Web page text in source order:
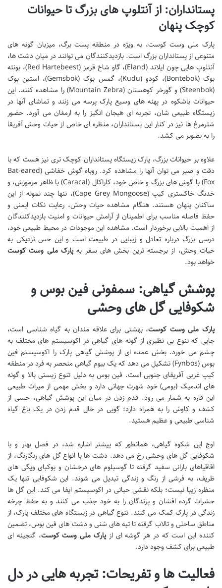
پستانداران: از آنتلوپ های بزرگ تا حیوانات
کوچک پنهان
پارک ملی وست کوست، به ویژه در منطقه پست برگ، میزبان گونه های
متنوعی از پستانداران بزرگ است. بازدیدکنندگان می توانند در میان دشت ها،
آنتلوپ هایی چون ایلاند (Eland)، گاو شاخ قرمز (Red Hartebeest)، بونته
بوک (Bontebok)، کودو (Kudu)، گمس بوک (Gemsbok)، استین بوک
(Steenbok) و گورخر کوهستان (Mountain Zebra) را مشاهده کنند. این
حیوانات باشکوه در پهنه های وسیع پارک پرسه می زنند و تماشای آنها در
زیستگاه طبیعی شان، تجربه ای هیجان انگیز را به ارمغان می آورد. حضور
شترمرغ ها نیز در کنار این پستانداران، منظره ای خاص از حیات وحش آفریقا
را به تصویر می کشد.
علاوه بر حیوانات بزرگ، پارک زیستگاه پستانداران کوچک تری نیز هست که با
دقت و صبر می توان آنها را مشاهده کرد. روباه گوش خفاشی (Bat-eared
Fox) با گوش های بزرگ و خاص خود، کاراکال (Caracal) با ظاهر مرموزش، و
خدنگ خاکستری کیپ (Cape Grey Mongoose)، تنها چند نمونه از این
ساکنان پنهان هستند. هنگام مشاهده حیات وحش، رعایت نکات ایمنی و
حفظ فاصله مناسب برای اطمینان از آرامش حیوانات و امنیت بازدیدکنندگان
از اهمیت بالایی برخوردار است. مشاهده این موجودات در محیط طبیعی خود،
درسی بزرگ درباره تعادل و زیبایی در طبیعت است و این حس نزدیکی به
حیات وحش، از برجسته ترین بخش های سفر به پارک ملی وست کوست
خواهد بود.
پوشش گیاهی: سمفونی فین بوس و
شکوفایی گل های وحشی
پارک ملی وست کوست، بهشتی برای علاقه مندان به گیاه شناسی است،
جایی که تنوع بی نظیری از گونه های گیاهی در اکوسیستم های مختلف به
چشم می خورد. بخش عمده ای از پوشش گیاهی پارک را اکوسیستم فین
بوس (Fynbos) تشکیل می دهد که یک بیوم گیاهی منحصر به فرد در منطقه
کیپ غربی آفریقای جنوبی است. فین بوس به دلیل تنوع زیستی بالا و گونه
های اندمیک (بومی) خود شهرت جهانی دارد و بخش مهمی از میراث طبیعی
این قاره به شمار می رود. قدم زدن در میان این پوشش گیاهی، حسی از
کشف و کاوش را به همراه دارد؛ گویی در حال قدم زدن در یک باغ گیاه
شناسی طبیعی و عظیم هستید.
اوج این شکوه گیاهی، همانطور که پیشتر اشاره شد، در فصل بهار و با
شکوفایی گل های وحشی رخ می دهد. دشت ها با انواع گل های رنگارنگ، از
اقاقیاهای بارانی سفید گرفته تا گوسبلوم های درخشان و بوکبای ویگی های
ظریف، به فرشی از رنگ و زندگی تبدیل می شوند. این شکوفایی تنها یک
منظره زیبا نیست؛ بلکه نقشی حیاتی در اکوسیستم ایفا می کند. این گل ها
حشرات گرده افشان و پرندگان را به خود جذب می کنند و به حفظ چرخه
زندگی در پارک کمک می کنند. تنوع گیاهی در زیستگاه های مختلف پارک، از
مناطق ساحلی و تالاب گرفته تا تپه های شنی و دشت های فین بوس، تضمین
کننده این است که در هر گوشه ای ازپارک ملی وست کوست، گنجینه ای
طبیعی برای کشف وجود دارد.
فعالیت ها و تفریحات: تجربه هایی در دل